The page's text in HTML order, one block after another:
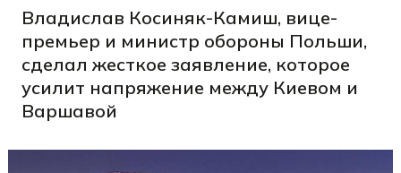
Владислав Косиняк-Камиш, вице-
премьер и министр обороны Польши,
сделал жесткое заявление, которое
усилит напряжение между Киевом и
Варшавой